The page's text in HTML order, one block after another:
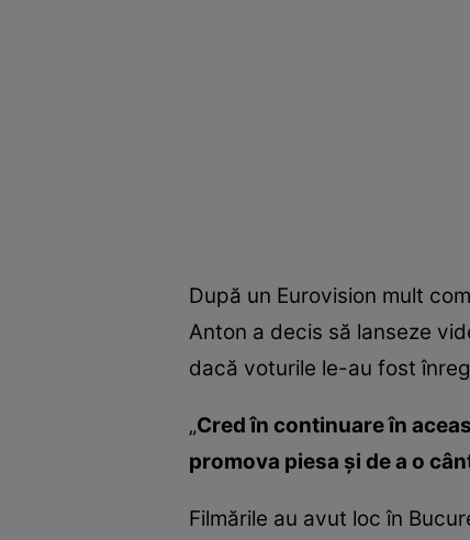
După un Eurovision mult
Anton a decis să lanseze
dacă voturile le-au fost
„Cred în continuare în
promova piesa şi de a o
Filmările au avut loc în